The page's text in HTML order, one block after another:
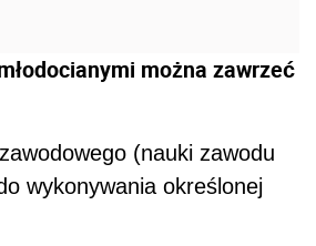
można zawrzeć
(nauki zawodu
wykonywania określonej